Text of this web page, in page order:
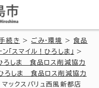
手続き > ごみ・環境 >食品
「スマイル！ひろしま」
>
ろしま 食品ロス削減協力
ろしま 食品ロス削減協力
ックスバリュ西風新都店